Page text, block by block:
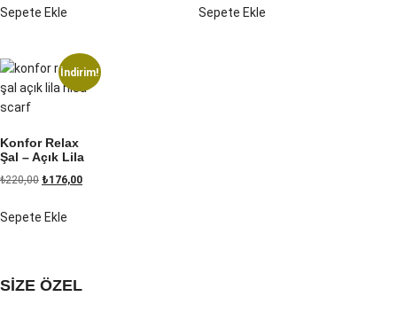
Sepete Ekle Sepete Ekle
İndirim!
Konfor Relax
Şal – Açık Lila
₺220,00 ₺176,00
Sepete Ekle
SİZE ÖZEL